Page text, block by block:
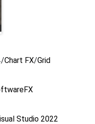
/Chart FX/Grid
Studio 2022